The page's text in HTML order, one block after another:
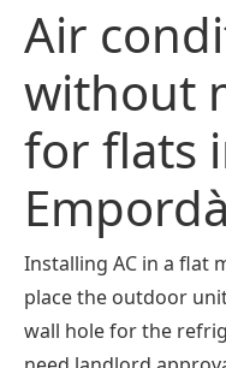
Air
without
for flats
Empordà
Installing AC in a flat
place the outdoor
wall hole for the